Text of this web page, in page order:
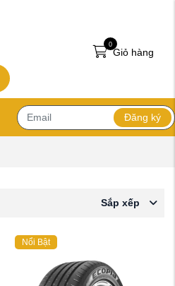
Giỏ hàng
0
Đăng ký
Sắp xếp
Nổi Bật